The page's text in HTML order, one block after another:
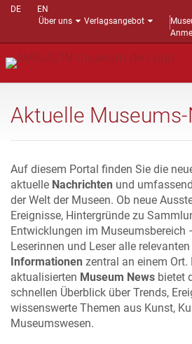
DE
EN
Über uns
Verlagsangebot
Aktuelle
Auf diesem Portal finden Sie die
aktuelle Nachrichten und
der Welt der Museen. Ob neue
Ereignisse, Hintergründe zu
Entwicklungen im Museumsbereich
Leserinnen und Leser alle relevanten
Informationen zentral an einem
aktualisierten Museum News bietet
schnellen Überblick über Trends,
wissenswerte Themen aus Kunst,
Museumswesen.